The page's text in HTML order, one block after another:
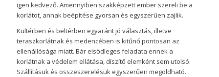
igen kedvező. Amennyiben szakképzett ember szereli be a
korlátot, annak beépítése gyorsan és egyszerűen zajlik.
Kültérben és beltérben egyaránt jó választás, illetve
teraszkorlátnak és medencében is kitűnő pontosan az
ellenállósága miatt. Bár elsődleges feladata ennek a
korlátnak a védelem ellátása, díszítő elemként sem utolsó.
Szállításuk és összeszerelésük egyszerűen megoldható.